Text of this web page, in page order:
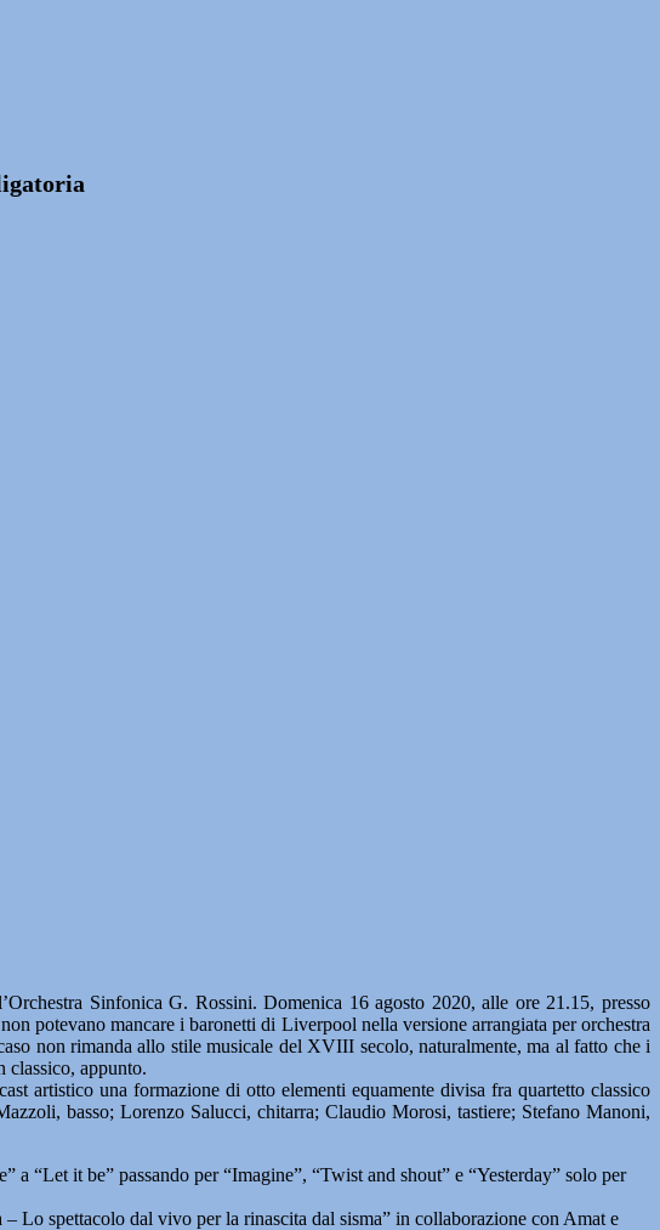
Sinfonica G. Rossini. Domenica 16 agosto 2020, alle ore 21.15, presso
potevano mancare i baronetti di Liverpool nella versione arrangiata per orchestra
non rimanda allo stile musicale del XVIII secolo, naturalmente, ma al fatto che i
classico, appunto.
artistico una formazione di otto elementi equamente divisa fra quartetto classico
basso; Lorenzo Salucci, chitarra; Claudio Morosi, tastiere; Stefano Manoni,
“Let it be” passando per “Imagine”, “Twist and shout” e “Yesterday” solo per
Lo spettacolo dal vivo per la rinascita dal sisma” in collaborazione con Amat e